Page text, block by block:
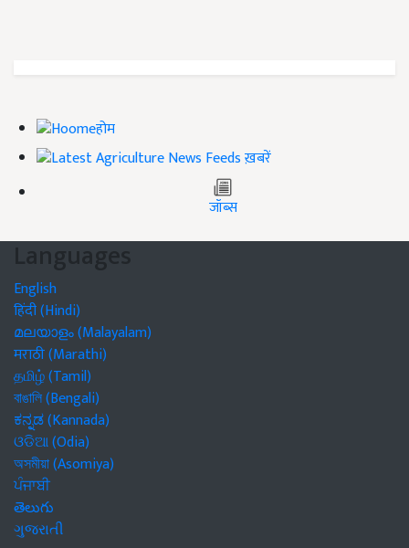
होम
ख़बरें
जॉब्स
Languages
English
हिंदी (Hindi)
മലയാളം (Malayalam)
मराठी (Marathi)
தமிழ் (Tamil)
বাঙালি (Bengali)
ಕನ್ನಡ (Kannada)
ଓଡିଆ (Odia)
অসমীয়া (Asomiya)
ਪੰਜਾਬੀ
తెలుగు
ગુજરાતી